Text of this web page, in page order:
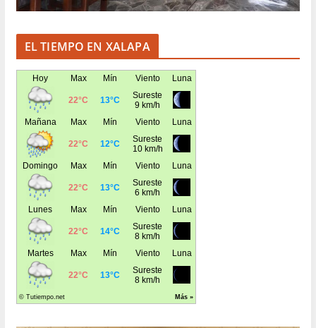
EL TIEMPO EN XALAPA